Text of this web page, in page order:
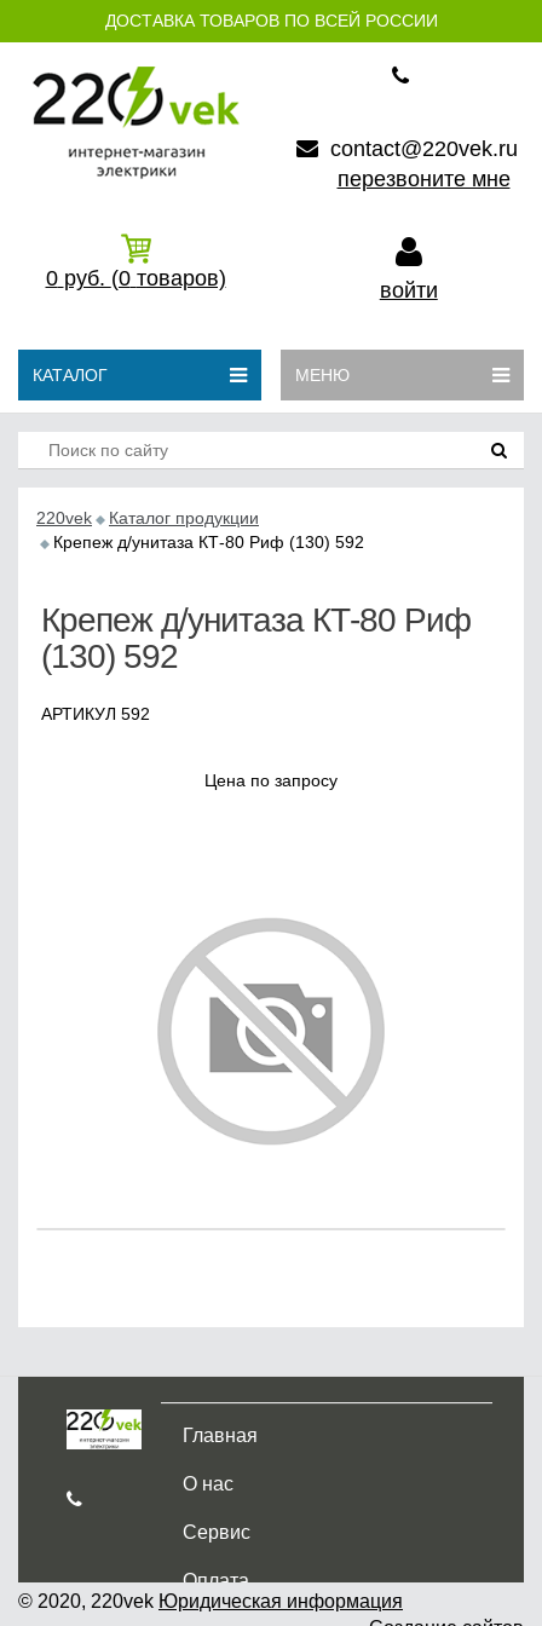
ДОСТАВКА ТОВАРОВ ПО ВСЕЙ РОССИИ
contact@220vek.ru
перезвоните мне
0 руб. (0 товаров) войти
КАТАЛОГ МЕНЮ
220vek
Каталог продукции
Крепеж д/унитаза КТ-80 Риф (130) 592
Крепеж д/унитаза КТ-80 Риф
(130) 592
АРТИКУЛ 592
Цена по запросу
Главная
О нас
Сервис
Оплата
© 2020, 220vek Юридическая информация